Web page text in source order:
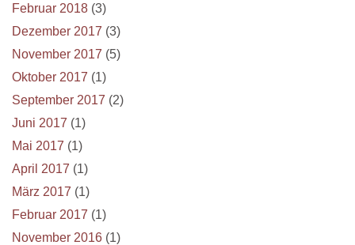
Februar 2018 (3)
Dezember 2017 (3)
November 2017 (5)
Oktober 2017 (1)
September 2017 (2)
Juni 2017 (1)
Mai 2017 (1)
April 2017 (1)
März 2017 (1)
Februar 2017 (1)
November 2016 (1)